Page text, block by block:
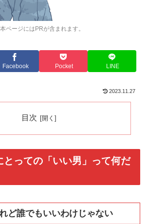
ページにはPRが含まれます。
Facebook Pocket LINE
2023.11.27
目次
とっての「いい男」って何だ
ど誰でもいいわけじゃない